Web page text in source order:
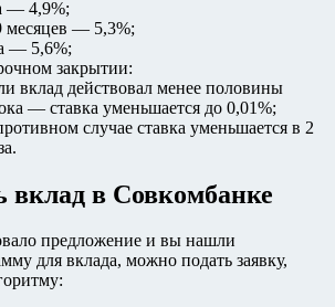
— 4,9%;
месяцев — 5,3%;
— 5,6%;
закрытии:
вклад действовал менее половины
— ставка уменьшается до 0,01%;
случае ставка уменьшается в 2
вклад в Совкомбанке
предложение и вы нашли
для вклада, можно подать заявку,